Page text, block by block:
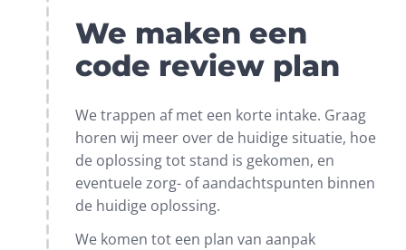
We maken een
code review plan
We trappen af met een korte intake. Graag
horen wij meer over de huidige situatie, hoe
de oplossing tot stand is gekomen, en
eventuele zorg- of aandachtspunten binnen
de huidige oplossing.
We komen tot een plan van aanpak